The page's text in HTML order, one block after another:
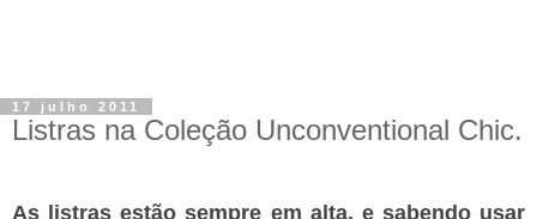
17 julho 2011
Listras na Coleção Unconventional Chic.
As listras estão sempre em alta, e sabendo usar